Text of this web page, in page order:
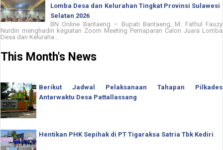
Lomba Desa dan Kelurahan Tingkat Provinsi Sulawesi
Selatan 2026
BN Online Bantaeng – Bupati Bantaeng, M. Fathul Fauzy
Nurdin menghadiri kegiatan Zoom Meeting Pemaparan Calon Juara Lomba
Desa dan Keluraha...
This Month's News
Berikut Jadwal Pelaksanaan Tahapan Pilkades
Antarwaktu Desa Pattallassang
Hentikan PHK Sepihak di PT Tigaraksa Satria Tbk Kediri